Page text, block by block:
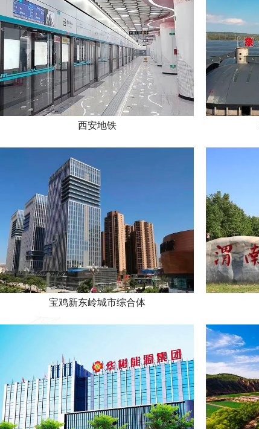
西安地铁
宝鸡新东岭城市综合体